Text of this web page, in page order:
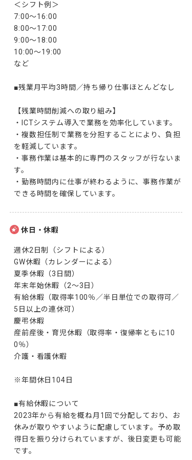
＜シフト例＞
7:00～16:00
8:00～17:00
9:00～18:00
10:00～19:00
など
■残業月平均3時間／持ち帰り仕事ほとんどなし
【残業時間削減への取り組み】
・ICTシステム導入で業務を効率化しています。
・複数担任制で業務を分担することにより、負担
を軽減しています。
・事務作業は基本的に専門のスタッフが行ないま
す。
・勤務時間内に仕事が終わるように、事務作業が
できる時間を確保しています。
休日・休暇
週休2日制（シフトによる）
GW休暇（カレンダーによる）
夏季休暇（3日間）
年末年始休暇（2～3日）
有給休暇（取得率100％／半日単位での取得可／
5日以上の連休可）
慶弔休暇
産前産後・育児休暇（取得率・復帰率ともに10
0％）
介護・看護休暇
※年間休日104日
■有給休暇について
2023年から有給を概ね月1回で分配しており、お
休みが取りやすいように配慮しています。予め取
得日を振り分けられていますが、後日変更も可能
です。